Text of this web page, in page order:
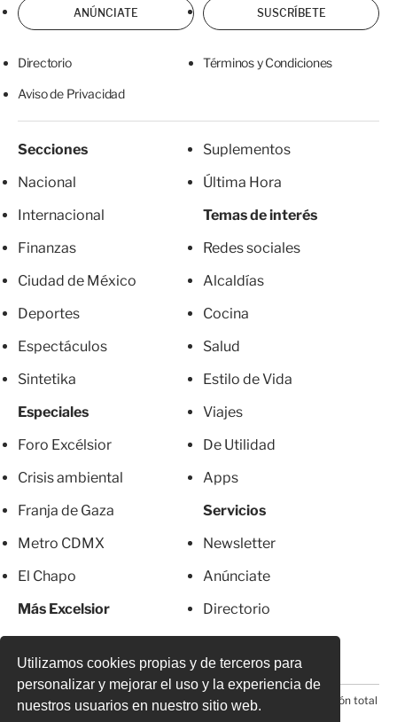
Utilizamos cookies propias y de terceros para
personalizar y mejorar el uso y la experiencia de
nuestros usuarios en nuestro sitio web.
ANÚNCIATE SUSCRÍBETE
Directorio Términos y Condiciones
Aviso de Privacidad
Secciones
Nacional
Internacional
Finanzas
Ciudad de México
Deportes
Espectáculos
Sintetika
Especiales
Foro Excélsior
Crisis ambiental
Franja de Gaza
Metro CDMX
El Chapo
Más Excelsior
Suplementos
Última Hora
Temas de interés
Redes sociales
Alcaldías
Cocina
Salud
Estilo de Vida
Viajes
De Utilidad
Apps
Servicios
Newsletter
Anúnciate
Directorio
© 2026 Todos los derechos reservados. Prohibida la reproducción total
o parcial, incluyendo cualquier medio electrónico*